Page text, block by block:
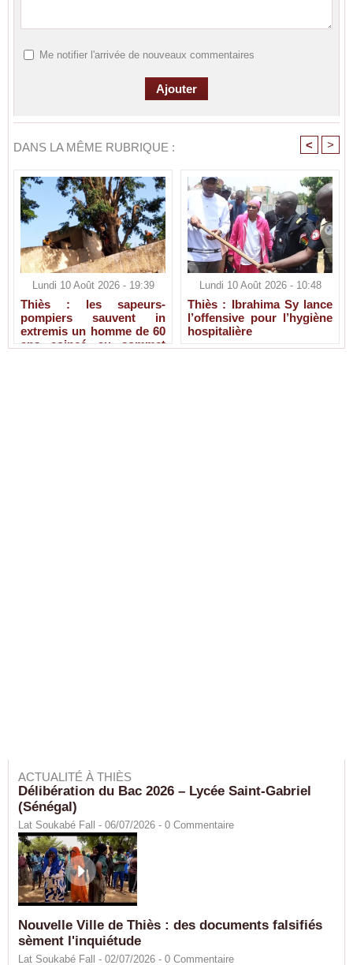
Me notifier l'arrivée de nouveaux commentaires
DANS LA MÊME RUBRIQUE : < >
Lundi 10 Août 2026 - 19:39
Thiès : les sapeurs-
pompiers sauvent in
extremis un homme de 60
ans coincé au sommet
Lundi 10 Août 2026 - 10:48
Thiès : Ibrahima Sy lance
l’offensive pour l’hygiène
hospitalière
ACTUALITÉ À THIÈS
Délibération du Bac 2026 – Lycée Saint-Gabriel
(Sénégal)
Lat Soukabé Fall - 06/07/2026 - 0 Commentaire
Nouvelle Ville de Thiès : des documents falsifiés
sèment l'inquiétude
Lat Soukabé Fall - 02/07/2026 - 0 Commentaire